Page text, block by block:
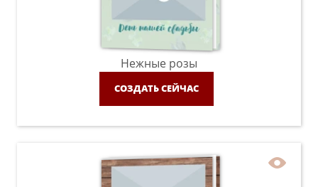
Нежные розы
СОЗДАТЬ СЕЙЧАС